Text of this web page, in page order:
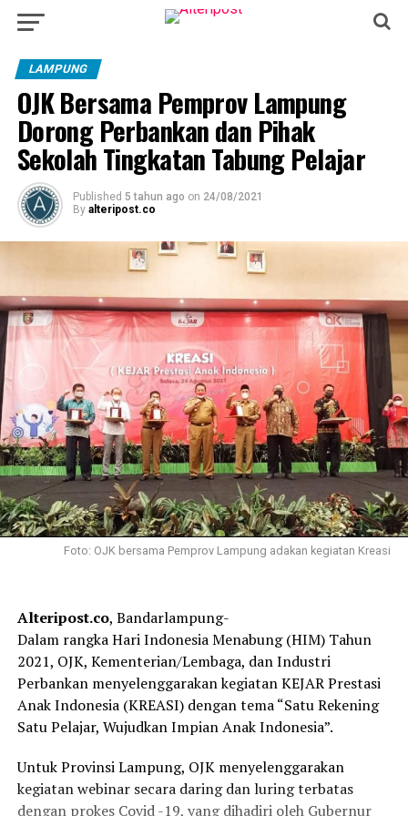
LAMPUNG
OJK Bersama Pemprov Lampung
Dorong Perbankan dan Pihak
Sekolah Tingkatan Tabung Pelajar
Published 5 tahun ago on 24/08/2021
By alteripost.co
Foto: OJK bersama Pemprov Lampung adakan kegiatan Kreasi
Alteripost.co, Bandarlampung-
Dalam rangka Hari Indonesia Menabung (HIM) Tahun
2021, OJK, Kementerian/Lembaga, dan Industri
Perbankan menyelenggarakan kegiatan KEJAR Prestasi
Anak Indonesia (KREASI) dengan tema “Satu Rekening
Satu Pelajar, Wujudkan Impian Anak Indonesia”.
Untuk Provinsi Lampung, OJK menyelenggarakan
kegiatan webinar secara daring dan luring terbatas
dengan prokes Covid -19, yang dihadiri oleh Gubernur